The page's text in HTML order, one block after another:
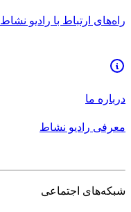
راه‌های ارتباط با رادیو نشاط
درباره ما
معرفی رادیو نشاط
شبکه‌های اجتماعی